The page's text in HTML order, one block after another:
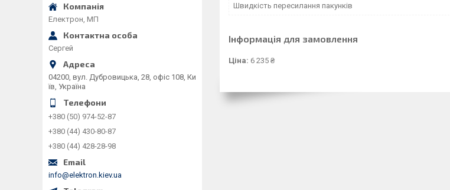
Швидкість пересилання пакунків
Інформація для замовлення
Ціна: 6 235 ₴
Електрон, МП
Сергей
04200, вул. Дубровицька, 28, офіс 108, Ки
їв, Україна
+380 (50) 974-52-87
+380 (44) 430-80-87
+380 (44) 428-28-98
info@elektron.kiev.ua